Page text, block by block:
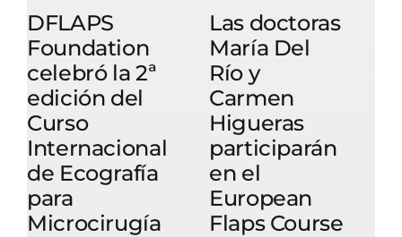
DFLAPS
Foundation
celebró la 2ª
edición del
Curso
Internacional
de Ecografía
para
Microcirugía
Las doctoras
María Del
Río y
Carmen
Higueras
participarán
en el
European
Flaps Course